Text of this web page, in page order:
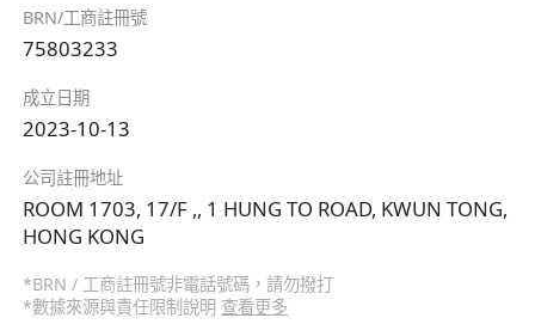
BRN/工商註冊號
75803233
成立日期
2023-10-13
公司註冊地址
ROOM 1703, 17/F ,, 1 HUNG TO ROAD, KWUN TONG,
HONG KONG
*BRN / 工商註冊號非電話號碼，請勿撥打
*數據來源與責任限制說明 查看更多